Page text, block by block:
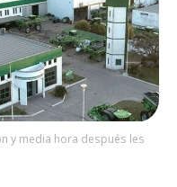
y media hora después les